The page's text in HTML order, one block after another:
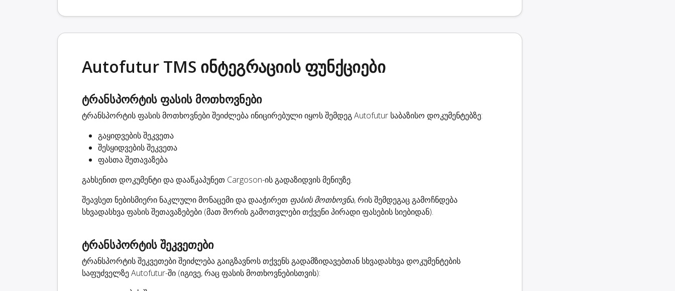
Autofutur TMS ინტეგრაციის ფუნქციები
ტრანსპორტის ფასის მოთხოვნები
ტრანსპორტის ფასის მოთხოვნები შეიძლება ინიცირებული იყოს შემდეგ Autofutur საბაზისო დოკუმენტებზე:
გაყიდვების შეკვეთა
შესყიდვების შეკვეთა
ფასთა შეთავაზება
გახსენით დოკუმენტი და დააწკაპუნეთ Cargoson-ის გადაზიდვის მენიუზე.
შეავსეთ ნებისმიერი ნაკლული მონაცემი და დააჭირეთ ფასის მოთხოვნა, რის შემდეგაც გამოჩნდება
სხვადასხვა ფასის შეთავაზებები (მათ შორის გამოთვლები თქვენი პირადი ფასების სიებიდან).
ტრანსპორტის შეკვეთები
ტრანსპორტის შეკვეთები შეიძლება გაიგზავნოს თქვენს გადამზიდავებთან სხვადასხვა დოკუმენტების
საფუძველზე Autofutur-ში (იგივე, რაც ფასის მოთხოვნებისთვის):